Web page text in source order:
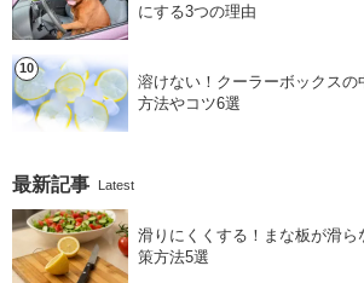
にする3つの理由
溶けない！クーラーボックスの
方法やコツ6選
最新記事 Latest
滑りにくくする！まな板が滑
策方法5選